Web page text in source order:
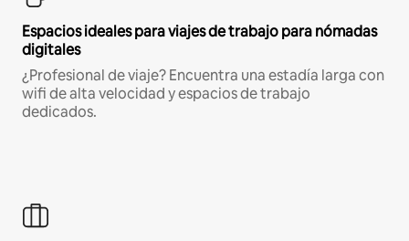
Espacios ideales para viajes de trabajo para nómadas
digitales
¿Profesional de viaje? Encuentra una estadía larga con
wifi de alta velocidad y espacios de trabajo
dedicados.